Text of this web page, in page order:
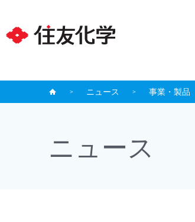
ニュース 事業・製品
ニュース